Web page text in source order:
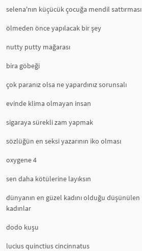
selena'nın küçücük çocuğa mendil sattırması
ölmeden önce yapılacak bir şey
nutty putty mağarası
bira göbeği
çok paranız olsa ne yapardınız sorunsalı
evinde klima olmayan insan
sigaraya sürekli zam yapmak
sözlüğün en seksi yazarının iko olması
oxygene 4
sen daha kötülerine layıksın
dünyanın en güzel kadını olduğu düşünülen
kadınlar
dodo kuşu
lucius quinctius cincinnatus